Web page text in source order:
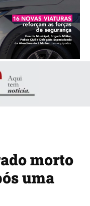
morto
uma